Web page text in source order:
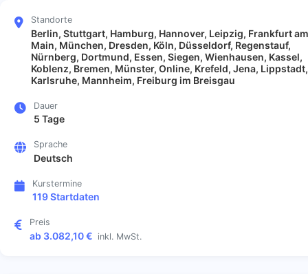
Standorte
Berlin, Stuttgart, Hamburg, Hannover, Leipzig, Frankfurt am
Main, München, Dresden, Köln, Düsseldorf, Regenstauf,
Nürnberg, Dortmund, Essen, Siegen, Wienhausen, Kassel,
Koblenz, Bremen, Münster, Online, Krefeld, Jena, Lippstadt,
Karlsruhe, Mannheim, Freiburg im Breisgau
Dauer
5 Tage
Sprache
Deutsch
Kurstermine
119 Startdaten
Preis
ab 3.082,10 € inkl. MwSt.